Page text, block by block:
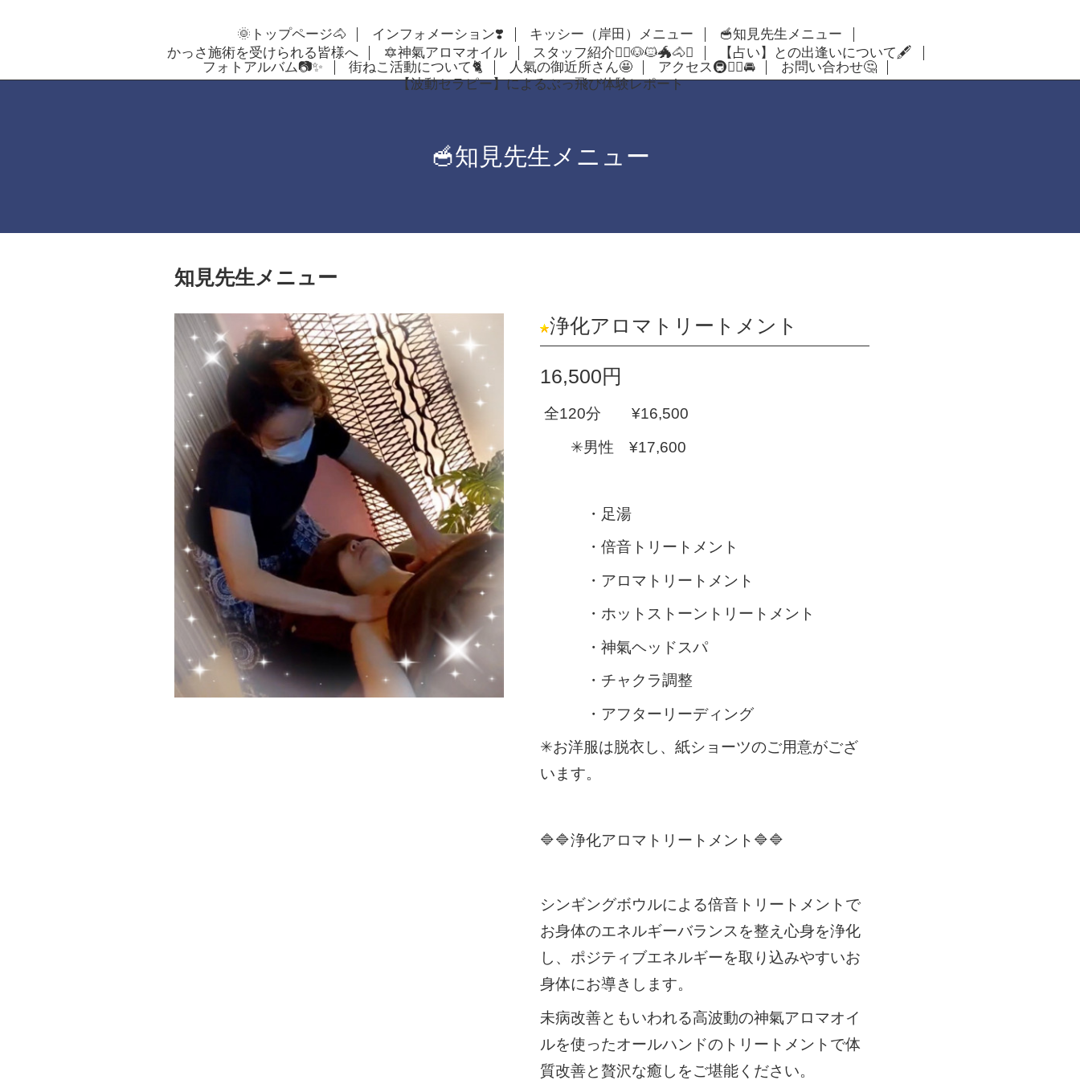
🌞トップページ🐴 インフォメーション❣️ キッシー（岸田）メニュー
🥣知見先生メニュー
かっさ施術を受けられる皆様へ
🔯神氣アロマオイル スタッフ紹介🦸‍♀️🐶🐱🐲🐴✨
【占い】との出逢いについて🖋
フォトアルバム📷✨
街ねこ活動について🐈 人氣の御近所さん🤩 アクセス🚇🚴‍♂️🚘
お問い合わせ🤔
【波動セラピー】によるぶっ飛び体験レポート
🥣知見先生メニュー
知見先生メニュー
浄化アロマトリートメント
16,500円
全120分 ¥16,500
✳︎男性 ¥17,600
・足湯
・倍音トリートメント
・アロマトリートメント
・ホットストーントリートメント
・神氣ヘッドスパ
・チャクラ調整
・アフターリーディング
✳︎お洋服は脱衣し、紙ショーツのご用意がござ
います。
🔷🔷浄化アロマトリートメント🔷🔷
シンギングボウルによる倍音トリートメントで
お身体のエネルギーバランスを整え心身を浄化
し、ポジティブエネルギーを取り込みやすいお
身体にお導きします。
未病改善ともいわれる高波動の神氣アロマオイ
ルを使ったオールハンドのトリートメントで体
質改善と贅沢な癒しをご堪能ください。